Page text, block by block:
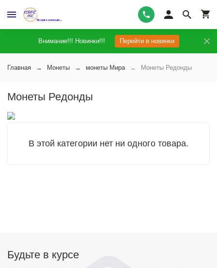
Внимание!!! Новинки!!! Перейти в новинки
Главная Монеты монеты Мира Монеты Редонды
Монеты Редонды
В этой категории нет ни одного товара.
Будьте в курсе